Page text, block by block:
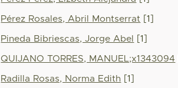
Pérez Rosales, Abril Montserrat [1]
Pineda Bibriescas, Jorge Abel [1]
QUIJANO TORRES, MANUEL;x1343094
Radilla Rosas, Norma Edith [1]